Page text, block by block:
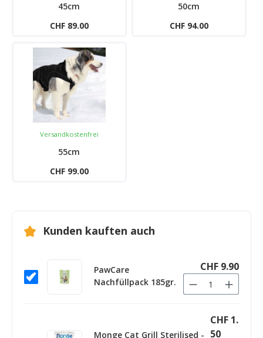
45cm
CHF 89.00
50cm
CHF 94.00
Versandkostenfrei
55cm
CHF 99.00
Kunden kauften auch
PawCare
Nachfüllpack 185gr.
CHF 9.90
Monge Cat Grill Sterilised -
CHF 1.
50